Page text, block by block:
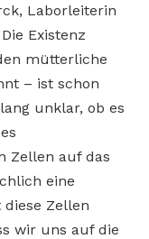
Laborleiterin
Existenz
mütterliche
– ist schon
unklar, ob es
Zellen auf das
eine
diese Zellen
wir uns auf die